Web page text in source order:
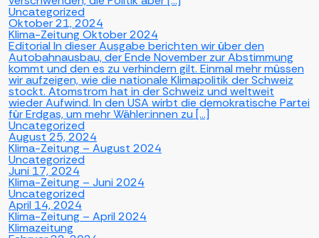
Uncategorized
Oktober 21, 2024
Klima-Zeitung Oktober 2024
Editorial In dieser Ausgabe berichten wir über den
Autobahnausbau, der Ende November zur Abstimmung
kommt und den es zu verhindern gilt. Einmal mehr müssen
wir aufzeigen, wie die nationale Klimapolitik der Schweiz
stockt. Atomstrom hat in der Schweiz und weltweit
wieder Aufwind. In den USA wirbt die demokratische Partei
für Erdgas, um mehr Wähler:innen zu […]
Uncategorized
August 25, 2024
Klima-Zeitung – August 2024
Uncategorized
Juni 17, 2024
Klima-Zeitung – Juni 2024
Uncategorized
April 14, 2024
Klima-Zeitung – April 2024
Klimazeitung